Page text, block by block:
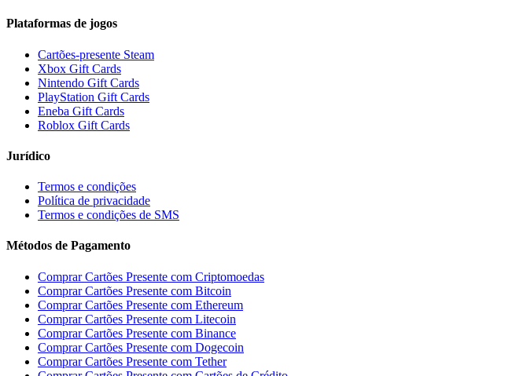
Plataformas de jogos
Cartões-presente Steam
Xbox Gift Cards
Nintendo Gift Cards
PlayStation Gift Cards
Eneba Gift Cards
Roblox Gift Cards
Jurídico
Termos e condições
Política de privacidade
Termos e condições de SMS
Métodos de Pagamento
Comprar Cartões Presente com Criptomoedas
Comprar Cartões Presente com Bitcoin
Comprar Cartões Presente com Ethereum
Comprar Cartões Presente com Litecoin
Comprar Cartões Presente com Binance
Comprar Cartões Presente com Dogecoin
Comprar Cartões Presente com Tether